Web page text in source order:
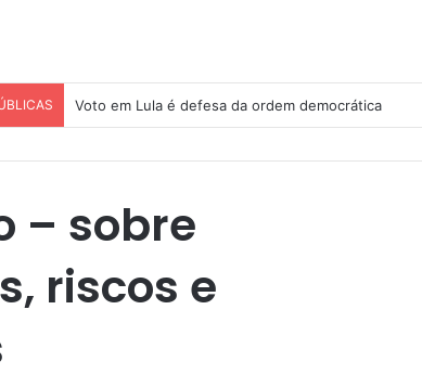
Voto em Lula é defesa da ordem democrática
– sobre
riscos e